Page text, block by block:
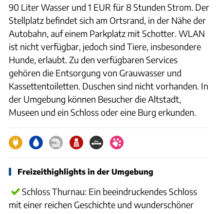
90 Liter Wasser und 1 EUR für 8 Stunden Strom. Der
Stellplatz befindet sich am Ortsrand, in der Nähe der
Autobahn, auf einem Parkplatz mit Schotter. WLAN
ist nicht verfügbar, jedoch sind Tiere, insbesondere
Hunde, erlaubt. Zu den verfügbaren Services
gehören die Entsorgung von Grauwasser und
Kassettentoiletten. Duschen sind nicht vorhanden. In
der Umgebung können Besucher die Altstadt,
Museen und ein Schloss oder eine Burg erkunden.
Freizeithighlights in der Umgebung
Schloss Thurnau: Ein beeindruckendes Schloss
mit einer reichen Geschichte und wunderschöner